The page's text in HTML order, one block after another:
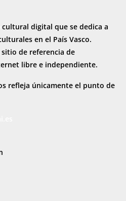
digital que se dedica a
en el País Vasco.
de referencia de
libre e independiente.
refleja únicamente el punto de